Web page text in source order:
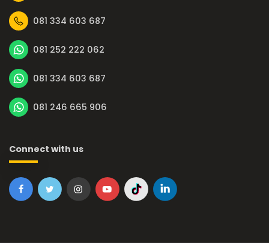
081 334 603 687
081 252 222 062
081 334 603 687
081 246 665 906
Connect with us